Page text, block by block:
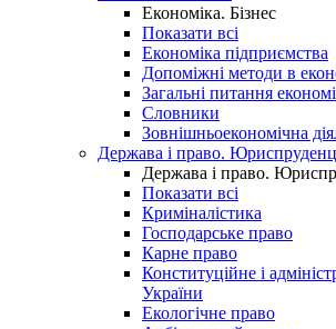
Економіка. Бізнес
Показати всі
Економіка підприємства
Допоміжні методи в
Загальні питання
Словники
Зовнішньоекономічна
Держава і право.
Держава і право.
Показати всі
Криміналістика
Господарське право
Карне право
Конституційне і
України
Екологічне право